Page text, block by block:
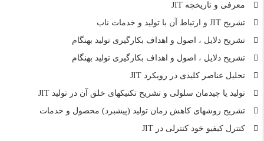
معرفی و تاریخچه JIT
تشریح JIT و ارتباط آن با تولید و خدمات ناب
تشریح دلایل ، اصول و اهداف بکارگیری تولید بهنگام
تشریح دلایل ، اصول و اهداف بکارگیری تولید بهنگام
تحلیل عناصر کلیدی در رویکرد JIT
تولید یا چیدمان سلولی و تشریح تکنیکهای خلق آن در تولید JIT
تشریح روشهای کاهش زمان تولید (پیشبرد) محصول و خدمات
کنترل کیفیو خود کنترلی در JIT